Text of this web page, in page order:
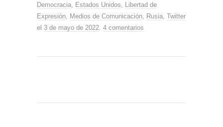
Democracia
Estados Unidos
Libertad de
Expresión
Medios de Comunicación Rusia Twitter
el 3 de mayo de 2022 4 comentarios